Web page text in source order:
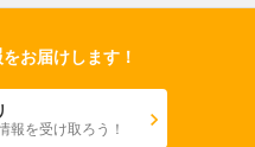
をお届けします！
報を受け取ろう！